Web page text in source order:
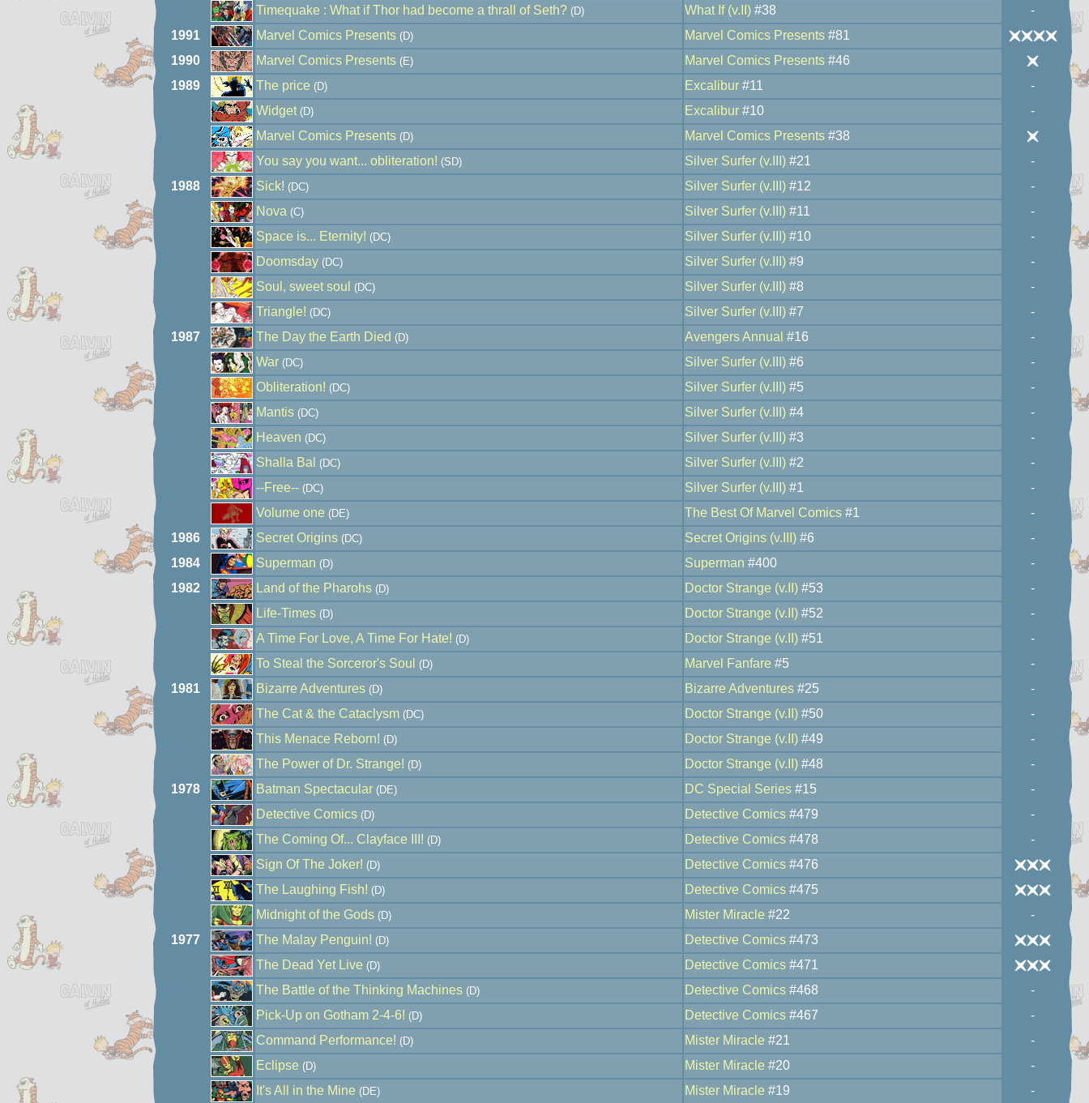
Timequake : What if Thor had become a thrall of Seth? (D) What If (v.II) #38
-
1991
Marvel Comics Presents (D) Marvel Comics Presents #81
1990
Marvel Comics Presents (E) Marvel Comics Presents #46
1989
The price (D) Excalibur #11
-
Widget(D) Excalibur #10
-
Marvel Comics Presents (D) Marvel Comics Presents #38
You say you want... obliteration! (SD) Silver Surfer (v.III) #21
-
1988
Sick! (DC) Silver Surfer (v.III) #12
-
Nova (C) Silver Surfer (v.III) #11
-
Space is... Eternity! (DC) Silver Surfer (v.III) #10
-
Doomsday (DC) Silver Surfer (v.III) #9
-
Soul, sweet soul
(DC) Silver Surfer (v.III) #8
-
Triangle! (DC) Silver Surfer (v.III) #7
-
1987
The Day the Earth Died (D) Avengers Annual #16
-
War (DC) Silver Surfer (v.III) #6
-
Obliteration! (DC) Silver Surfer (v.III) #5
-
Mantis (DC) Silver Surfer (v.III) #4
-
Heaven (DC) Silver Surfer (v.III) #3
-
Shalla Bal
(DC) Silver Surfer (v.III) #2
-
--Free-- (DC) Silver Surfer (v.III) #1
-
Volume one (DE) The Best Of Marvel Comics #1
-
1986
Secret Origins (DC) Secret Origins (v.III) #6
-
1984
Superman (D) Superman #400
-
1982
Land of the Pharohs (D) Doctor Strange (v.II) #53
-
Life-Times (D) Doctor Strange (v.II) #52
-
A Time For Love, A Time For Hate! (D) Doctor Strange (v.II) #51
-
To Steal the Sorceror's Soul
(D) Marvel Fanfare #5
-
1981
Bizarre Adventures (D) Bizarre Adventures #25
-
The Cat & the Cataclysm (DC) Doctor Strange (v.II) #50
-
This Menace Reborn! (D) Doctor Strange (v.II) #49
-
The Power of Dr. Strange! (D) Doctor Strange (v.II) #48
-
1978
Batman Spectacular (DE) DC Special Series #15
-
Detective Comics (D) Detective Comics #479
-
The Coming Of... Clayface III! (D) Detective Comics #478
-
Sign Of The Joker! (D) Detective Comics #476
The Laughing Fish! (D) Detective Comics #475
Midnight of the Gods (D) Mister Miracle #22
-
1977
The Malay Penguin! (D) Detective Comics #473
The Dead Yet Live (D) Detective Comics #471
The Battle of the Thinking Machines (D) Detective Comics #468
-
Pick-Up on Gotham 2-4-6! (D) Detective Comics #467
-
Command Performance! (D) Mister Miracle #21
-
Eclipse (D) Mister Miracle #20
-
It's All in the Mine (DE) Mister Miracle #19 -